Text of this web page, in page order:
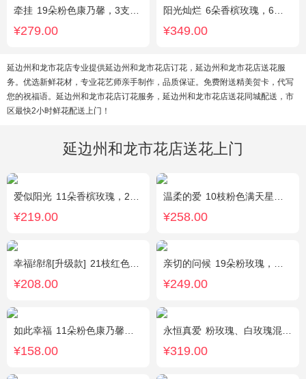
牵挂 19朵粉色康乃馨，3支多头粉百合，黄莺搭配
¥279.00
阳光灿烂 6朵香槟玫瑰，6朵粉玫瑰，3朵向日葵，2枝多头白百合，1枝多头粉百合，绿叶
¥349.00
延边州和龙市花店专业提供延边州和龙市花店订花，延边州和龙市花店送花服
务。优选新鲜花材，专业花艺师亲手制作，品质保证。免费附送精美贺卡，代写
您的祝福语。延边州和龙市花店订花服务，延边州和龙市花店送花同城配送，市
区最快2小时鲜花配送上门！
延边州和龙市花店送花上门
爱似阳光 11朵香槟玫瑰，2朵向日葵，桔梗、配花、绿叶搭配
¥219.00
温柔的爱 10枝粉色满天星，1条灯带
¥258.00
幸福绵绵[升级款] 21枝红色康乃馨，加拿大黄莺，满天星间插丰满
¥208.00
亲切的问候 19朵粉玫瑰，叶上黄金点缀。
¥249.00
如此幸福 11朵粉色康乃馨，黄莺、满天星搭配。
¥158.00
永恒真爱 粉玫瑰、白玫瑰混搭，共33朵，桔梗、尤加利搭配
¥319.00